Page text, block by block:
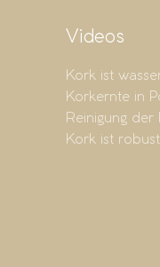
Videos
Kork ist
Korkernte in
Reinigung der
Kork ist robust